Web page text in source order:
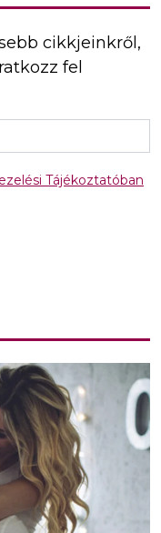
cikkjeinkről,
fel
Tájékoztatóban